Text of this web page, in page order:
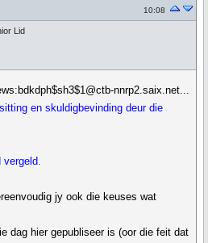
10:08
Lid
nnrp2.saix.net...
en skuldigbevinding deur die
vergeld.
jy ook die keuses wat
dag hier gepubliseer is (oor die feit dat